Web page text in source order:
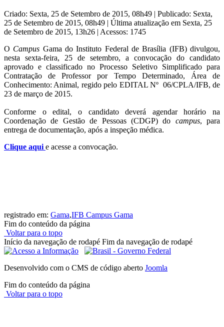
Criado: Sexta, 25 de Setembro de 2015, 08h49 | Publicado: Sexta,
25 de Setembro de 2015, 08h49 | Última atualização em Sexta, 25
de Setembro de 2015, 13h26 | Acessos: 1745
O Campus Gama do Instituto Federal de Brasília (IFB) divulgou,
nesta sexta-feira, 25 de setembro, a convocação do candidato
aprovado e classificado no Processo Seletivo Simplificado para
Contratação de Professor por Tempo Determinado, Área de
Conhecimento: Animal, regido pelo EDITAL Nº 06/CPLA/IFB, de
23 de março de 2015.
Conforme o edital, o candidato deverá agendar horário na
Coordenação de Gestão de Pessoas (CDGP) do campus, para
entrega de documentação, após a inspeção médica.
Clique aqui e acesse a convocação.
registrado em: Gama,IFB Campus Gama
Fim do conteúdo da página
Voltar para o topo
Início da navegação de rodapé Fim da navegação de rodapé
Desenvolvido com o CMS de código aberto Joomla
Fim do conteúdo da página
Voltar para o topo